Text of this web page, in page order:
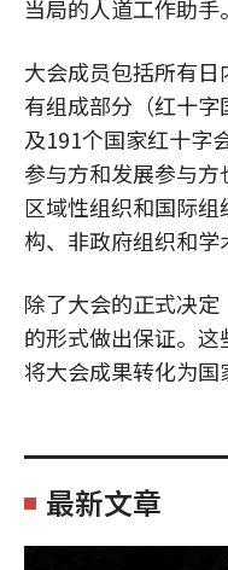
当局的人道工作助手。
大会成员包括所有
有组成部分（红十
及191个国家红十字
参与方和发展参与
区域性组织和国际
构、非政府组织和学
除了大会的正式决
的形式做出保证。
将大会成果转化为国
最新文章